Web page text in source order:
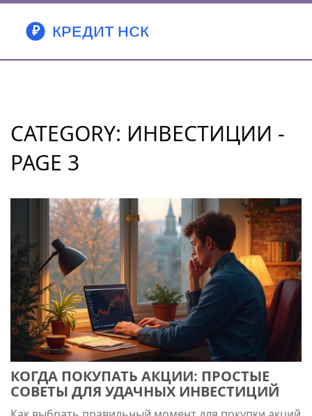
CATEGORY: ИНВЕСТИЦИИ -
PAGE 3
КОГДА ПОКУПАТЬ АКЦИИ: ПРОСТЫЕ
СОВЕТЫ ДЛЯ УДАЧНЫХ ИНВЕСТИЦИЙ